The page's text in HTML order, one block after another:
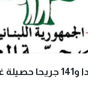
لبنان: 83 شهيدا و141